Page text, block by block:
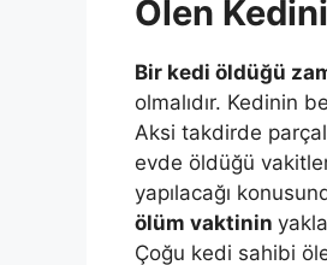
Ölen
Bir kedi öldüğü
olmalıdır. Kedinin
Aksi takdirde
evde öldüğü
yapılacağı
ölüm vaktinin
Çoğu kedi sahibi